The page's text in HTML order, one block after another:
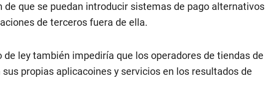
de que se puedan introducir sistemas de pago alternativos
de terceros fuera de ella.
ley también impediría que los operadores de tiendas de
propias aplicacoines y servicios en los resultados de